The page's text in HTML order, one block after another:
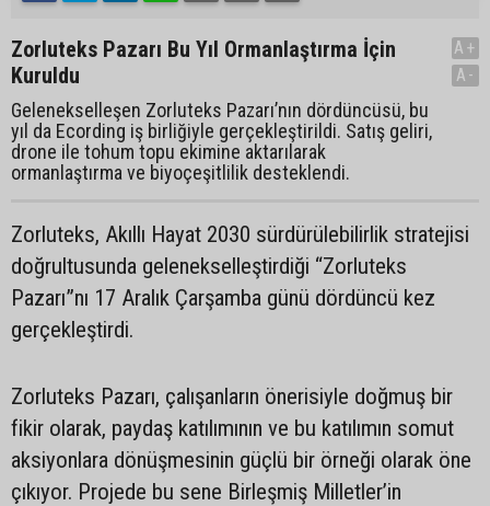
Zorluteks Pazarı Bu Yıl Ormanlaştırma İçin
Kuruldu
Gelenekselleşen Zorluteks Pazarı’nın dördüncüsü, bu
yıl da Ecording iş birliğiyle gerçekleştirildi. Satış geliri,
drone ile tohum topu ekimine aktarılarak
ormanlaştırma ve biyoçeşitlilik desteklendi.
A+
A-
Zorluteks, Akıllı Hayat 2030 sürdürülebilirlik stratejisi
doğrultusunda gelenekselleştirdiği “Zorluteks
Pazarı”nı 17 Aralık Çarşamba günü dördüncü kez
gerçekleştirdi.
Zorluteks Pazarı, çalışanların önerisiyle doğmuş bir
fikir olarak, paydaş katılımının ve bu katılımın somut
aksiyonlara dönüşmesinin güçlü bir örneği olarak öne
çıkıyor. Projede bu sene Birleşmiş Milletler’in